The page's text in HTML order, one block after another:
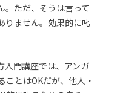
。ただ、そうは言って
りません。効果的に叱
入門講座では、アンガ
とはOKだが、他人・